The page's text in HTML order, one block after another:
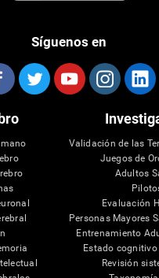
Síguenos en
Validación de las
Juegos de
Adultos
Evaluación
Personas Mayores
Entrenamiento
Estado
Revisión